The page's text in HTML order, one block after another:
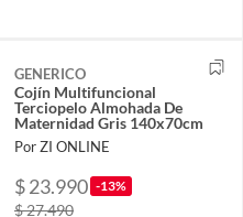
GENERICO
Cojín Multifuncional
Terciopelo Almohada De
Maternidad Gris 140x70cm
Por ZI ONLINE
$ 23.990 -13%
$ 27.490